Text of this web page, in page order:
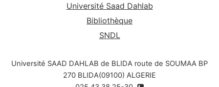
Université Saad Dahlab
Bibliothèque
SNDL
Université SAAD DAHLAB de BLIDA route de SOUMAA BP
270 BLIDA(09100) ALGERIE